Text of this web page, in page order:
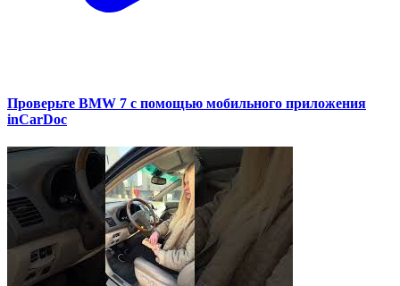
Проверьте BMW 7 с помощью мобильного приложения
inCarDoc